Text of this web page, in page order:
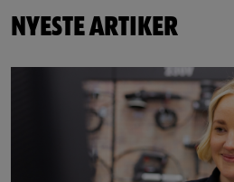
NYESTE ARTIKER